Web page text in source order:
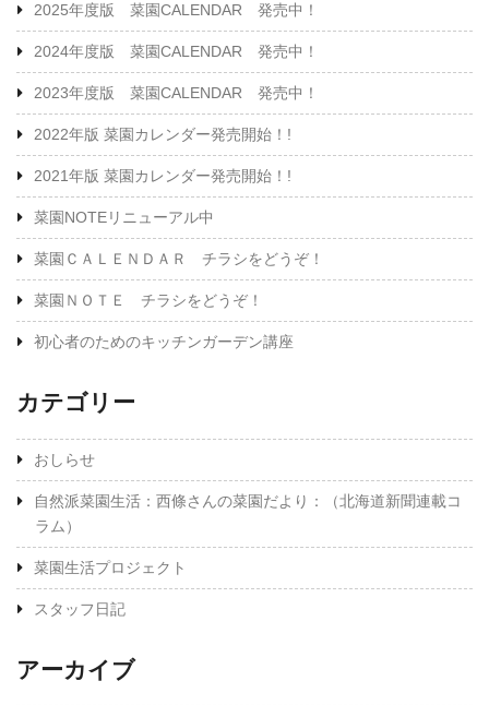
2025年度版 菜園CALENDAR 発売中！
2024年度版 菜園CALENDAR 発売中！
2023年度版 菜園CALENDAR 発売中！
2022年版 菜園カレンダー発売開始！!
2021年版 菜園カレンダー発売開始！!
菜園NOTEリニューアル中
菜園ＣＡＬＥＮＤＡＲ チラシをどうぞ！
菜園ＮＯＴＥ チラシをどうぞ！
初心者のためのキッチンガーデン講座
カテゴリー
おしらせ
自然派菜園生活：西條さんの菜園だより：（北海道新聞連載コ
ラム）
菜園生活プロジェクト
スタッフ日記
アーカイブ